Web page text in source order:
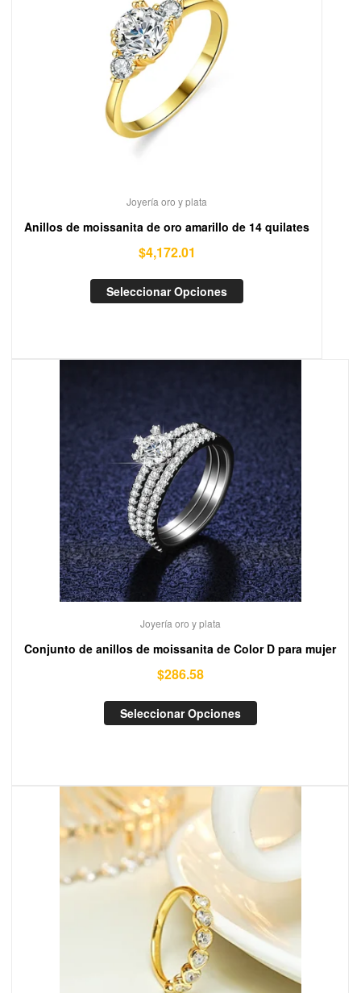
Joyería oro y plata
Anillos de moissanita de oro amarillo de 14 quilates
$4,172.01
Seleccionar Opciones
Joyería oro y plata
Conjunto de anillos de moissanita de Color D para mujer
$286.58
Seleccionar Opciones